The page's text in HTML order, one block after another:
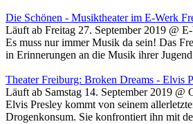
Die Schönen - Musiktheater im E-Werk
Läuft ab Freitag 27. September 2019 @
Es muss nur immer Musik da sein! Das
in Erinnerungen an die Musik ihrer
Theater Freiburg: Broken Dreams - Elvis
Läuft ab Samstag 14. September 2019 @
​Elvis Presley kommt von seinem
Drogenkonsum. Sie konfrontiert ihn mit